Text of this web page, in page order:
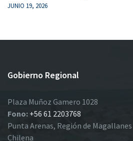
JUNIO 19, 2026
Gobierno Regional
Plaza Muñoz Gamero 1028
Fono: +56 61 2203768
Punta Arenas, Región de
Chilena